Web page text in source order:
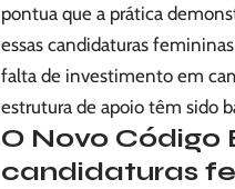
pontua que a prática
essas candidaturas
falta de investimento em
estrutura de apoio têm sido
O Novo
candidaturas